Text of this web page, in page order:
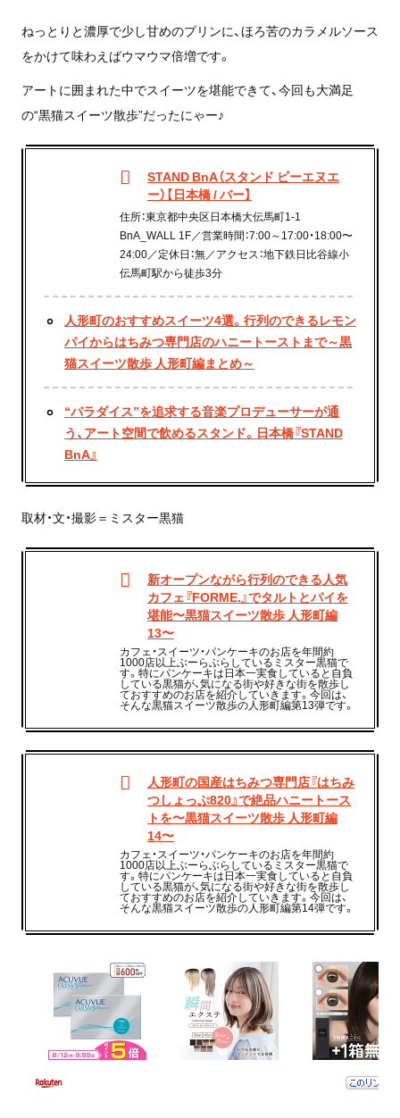
ねっとりと濃厚で少し甘めのプリンに、ほろ苦のカラメルソース
をかけて味わえばウマウマ倍増です。
アートに囲まれた中でスイーツを堪能できて、今回も大満足
の“黒猫スイーツ散歩”だったにゃー♪
STAND BnA（スタンド ビーエヌエ
ー）【日本橋 / バー】
住所：東京都中央区日本橋大伝馬町1-1
BnA_WALL 1F／営業時間：7:00～17:00・18:00〜
24:00／定休日：無／アクセス：地下鉄日比谷線小
伝馬町駅から徒歩3分
人形町のおすすめスイーツ4選。行列のできるレモン
パイからはちみつ専門店のハニートーストまで～黒
猫スイーツ散歩 人形町編まとめ～
“パラダイス”を追求する音楽プロデューサーが通
う、アート空間で飲めるスタンド。日本橋『STAND
BnA』
取材・文・撮影＝ミスター黒猫
新オープンながら行列のできる人気
カフェ『FORME.』でタルトとパイを
堪能〜黒猫スイーツ散歩 人形町編
13〜
カフェ・スイーツ・パンケーキのお店を年間約
1000店以上ぶーらぶらしているミスター黒猫で
す。特にパンケーキは日本一実食していると自負
している黒猫が、気になる街や好きな街を散歩し
ておすすめのお店を紹介していきます。今回は、
そんな黒猫スイーツ散歩の人形町編第13弾です。
人形町の国産はちみつ専門店『はちみ
つしょっぷ820』で絶品ハニートース
トを〜黒猫スイーツ散歩 人形町編
14〜
カフェ・スイーツ・パンケーキのお店を年間約
1000店以上ぶーらぶらしているミスター黒猫で
す。特にパンケーキは日本一実食していると自負
している黒猫が、気になる街や好きな街を散歩し
ておすすめのお店を紹介していきます。今回は、
そんな黒猫スイーツ散歩の人形町編第14弾です。